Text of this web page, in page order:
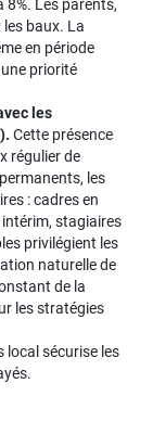
8%. Les parents,
baux. La
en période
priorité
les
Cette présence
régulier de
les
: cadres en
stagiaires
privilégient les
naturelle de
de la
les stratégies
local sécurise les